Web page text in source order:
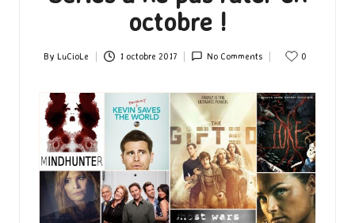
octobre !
Posted
By LuCioLe 1 octobre 2017 No Comments 0